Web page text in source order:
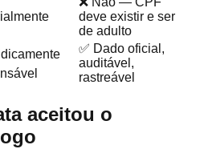
deve existir e ser
de adulto
✅ Dado oficial,
auditável,
rastreável
aceitou o